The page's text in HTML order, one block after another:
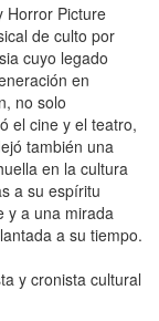
Horror Picture
de culto por
cuyo legado
en
no solo
el cine y el teatro,
también una
en la cultura
a su espíritu
y a una mirada
a su tiempo.
y cronista cultural